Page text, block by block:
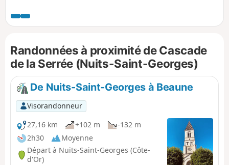
Hautes Côtes de Nuits.Les pelouses des falaises de la
Combe Pernant sont couvertes de fleurs au printemps.
Randonnées à proximité de Cascade
de la Serrée (Nuits-Saint-Georges)
De Nuits-Saint-Georges à Beaune
Visorandonneur
27,16 km
+102 m
-132 m
2h30
Moyenne
Départ à Nuits-Saint-Georges (Côte-
d'Or)